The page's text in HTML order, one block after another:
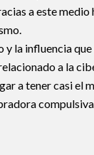
a este
la influencia
a la
a tener casi el